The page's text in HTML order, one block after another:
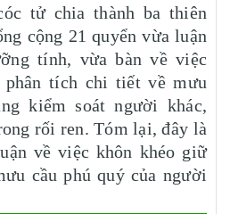
tử chia thành ba thiên
cộng 21 quyển vừa luận
tính, vừa bàn về việc
phân tích chi tiết về mưu
kiểm soát người khác,
rối ren. Tóm lại, đây là
về việc khôn khéo giữ
cầu phú quý của người